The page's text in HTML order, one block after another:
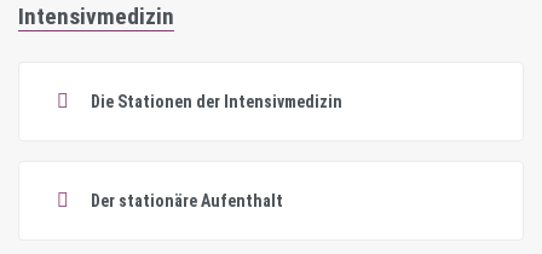
Intensivmedizin
Die Stationen der Intensivmedizin
Der stationäre Aufenthalt